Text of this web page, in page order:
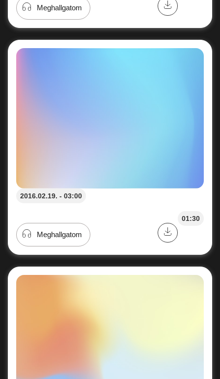
Meghallgatom
2016.02.19. - 03:00
01:30
Meghallgatom